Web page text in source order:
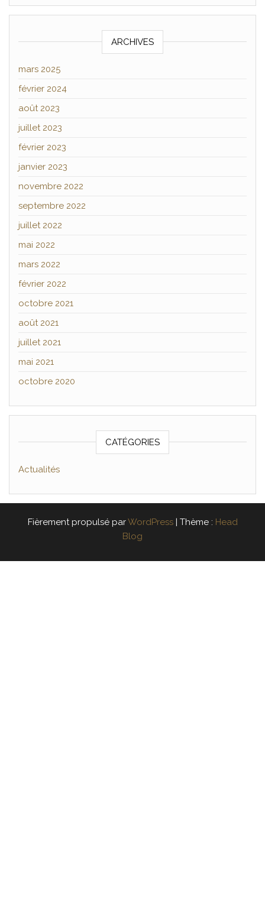
ARCHIVES
mars 2025
février 2024
août 2023
juillet 2023
février 2023
janvier 2023
novembre 2022
septembre 2022
juillet 2022
mai 2022
mars 2022
février 2022
octobre 2021
août 2021
juillet 2021
mai 2021
octobre 2020
CATÉGORIES
Actualités
Fièrement propulsé parWordPress Thème : Head
Blog